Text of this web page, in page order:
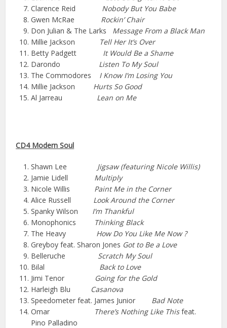
Clarence Reid Nobody But You Babe
Gwen McRae Rockin’ Chair
Don Julian & The Larks Message From a Black Man
Millie Jackson Tell Her It’s Over
Betty Padgett It Would Be a Shame
Darondo Listen To My Soul
The Commodores I Know I’m Losing You
Millie Jackson Hurts So Good
Al Jarreau
Lean on Me
CD4 Modern Soul
Shawn Lee Jigsaw (featuring Nicole Willis)
Jamie Lidell Multiply
Nicole Willis Paint Me in the Corner
Alice Russell Look Around the Corner
Spanky Wilson I’m Thankful
Monophonics Thinking Black
The Heavy How Do You Like Me Now ?
Greyboy feat. Sharon Jones Got to Be a Love
Belleruche Scratch My Soul
Bilal Back to Love
Jimi Tenor Going for the Gold
Harleigh Blu Casanova
Speedometer feat. James Junior Bad Note
Omar There’s Nothing Like Thisfeat.
Pino Palladino